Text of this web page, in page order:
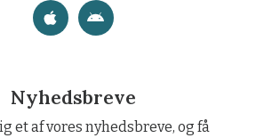
Nyhedsbreve
et af vores nyhedsbreve, og få